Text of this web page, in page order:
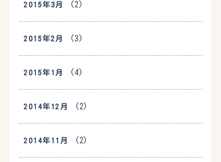
2015年3月 (2)
2015年2月 (3)
2015年1月 (4)
2014年12月 (2)
2014年11月 (2)